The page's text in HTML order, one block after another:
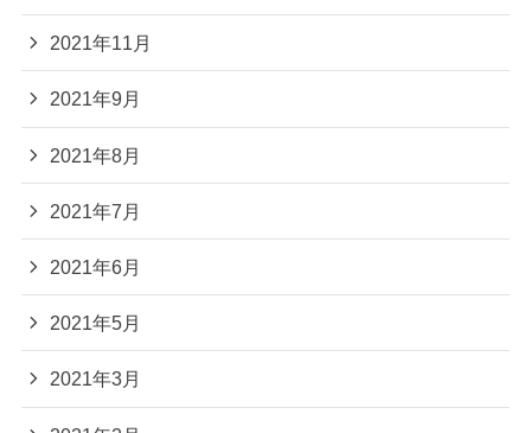
2021年11月
2021年9月
2021年8月
2021年7月
2021年6月
2021年5月
2021年3月